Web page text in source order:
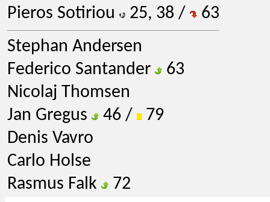
Pieros Sotiriou
25, 38 /
63
Stephan Andersen
Federico Santander
63
Nicolaj Thomsen
Jan Gregus
46 /
79
Denis Vavro
Carlo Holse
Rasmus Falk
72